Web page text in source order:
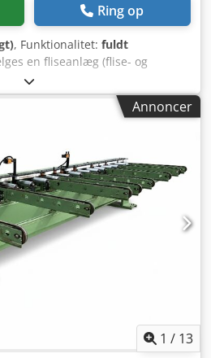
Ring op
, Funktionalitet: fuldt
en fliseanlæg (flise- og
af følgende komponenter: -
Trinvis transportør til
+ Massierer -
til træstammer -
stammevender, producent
70984 - Fliseknuser-
Kockums, type 240-12 D -
mulighed for sideudløb -
(Siemens Simatic Panel) til hele
50 cm Linjen sælges uden
af enhver form for ansvar for
Annoncer
1 / 13